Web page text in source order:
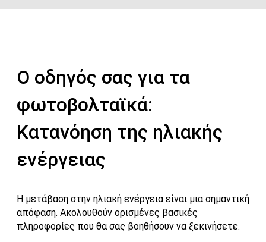
Ο οδηγός σας για τα
φωτοβολταϊκά:
Κατανόηση της ηλιακής
ενέργειας
Η μετάβαση στην ηλιακή ενέργεια είναι μια σημαντική
απόφαση. Ακολουθούν ορισμένες βασικές
πληροφορίες που θα σας βοηθήσουν να ξεκινήσετε.